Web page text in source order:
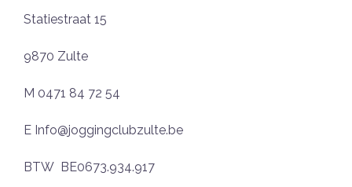
Statiestraat 15
9870 Zulte
M 0471 84 72 54
E Info@joggingclubzulte.be
BTW BE0673.934.917